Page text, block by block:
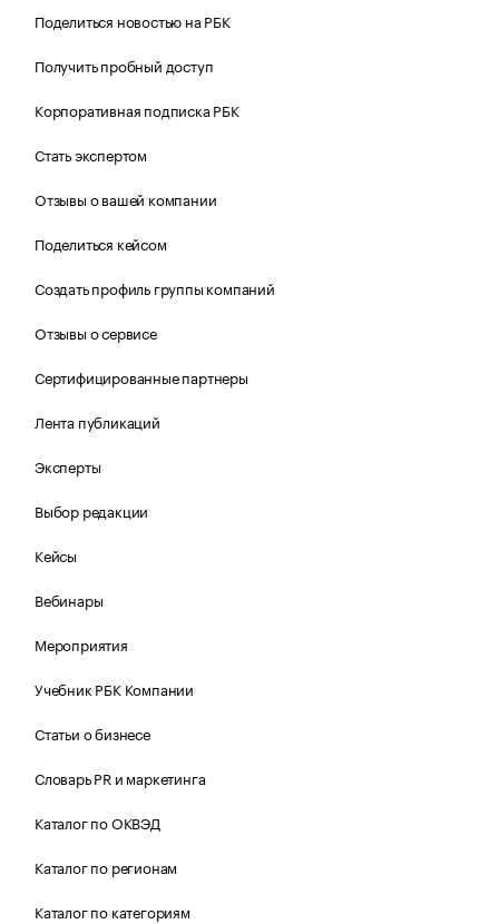
Поделиться новостью на РБК
Получить пробный доступ
Корпоративная подписка РБК
Стать экспертом
Отзывы о вашей компании
Поделиться кейсом
Создать профиль группы компаний
Отзывы о сервисе
Сертифицированные партнеры
Лента публикаций
Эксперты
Выбор редакции
Кейсы
Вебинары
Мероприятия
Учебник РБК Компании
Статьи о бизнесе
Словарь PR и маркетинга
Каталог по ОКВЭД
Каталог по регионам
Каталог по категориям